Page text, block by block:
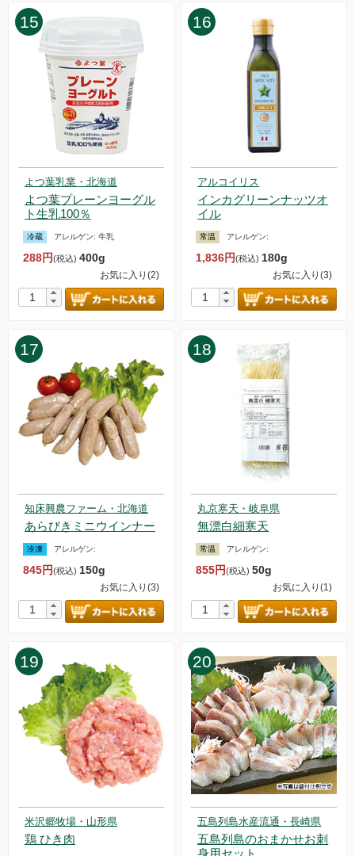
た。
2024.4.6【毎週土曜日更新！】品ものアイテムを更新しまし
た。
2024.3.30【毎週土曜日更新！】品ものアイテムを更新しまし
2024.3.23【毎週土曜日更新！】アイテムを更新しました。
2024.3.16【毎週土曜日更新！】アイテムを更新しました。
2024.3.15【重要なお知らせ】システムメンテナンスについて
2024.3.9【毎週土曜日更新！】アイテムを更新しました。
2024.3.2【毎週土曜日更新！】アイテムを更新しました。
2024.2.24【毎週土曜日更新！】アイテムを更新しました。
2024.2.17【毎週土曜日更新！】アイテムを更新しました。
2024.2.10【毎週土曜日更新！】アイテムを更新しました。
2024.2.3【毎週土曜日更新！】アイテムを更新しました。
2024.1.27【毎週土曜日更新！】アイテムを更新しました。
2024.1.26 今週土曜日より「白鷹の固い木綿豆腐」販売再開し
ます。
2024.1.22【マルシェ】中尾食品さんの「NAKAO MARCHE」
2024.1.20【毎週土曜日更新！】アイテムを更新しました。
2024.1.13【毎週土曜日更新！】アイテムを更新しました。
2024.1.12 不正注文に関する注意喚起
2024.1.8 お試しセットの販売を再開いたしました。
2024.1.6【毎週土曜日更新！】アイテムを更新しました。
2023.12.30【毎週土曜日更新！】アイテムを更新しました。
2023.12.25 年末年始休暇のため、お試しセットの販売を中
止いたします。
2023.12.17 読売新聞オンラインで、オルターが紹介されまし
た！
2023.12.9【毎週土曜日更新！】アイテムを更新しました。
2023.12.6【年末年始配達日について】お届け日が変更になり
2023.12.2【毎週土曜日更新！】アイテムを更新しました。
2023.11.29 荷物の遅延に関するお知らせ
2023.11.18【毎週土曜日更新！】アイテムを更新しました。
2023.11.11【毎週土曜日更新！】アイテムを更新しました。
2023.11.4【毎週土曜日更新！】アイテムを更新しました。
2023.11.1【重要なお知らせ】おためしお惣菜セットの価格改
定について
2023.10.28【毎週土曜日更新！】アイテムを更新しました。
2023.10.21【毎週土曜日更新！】アイテムを更新しました。
2023.10.14【毎週土曜日更新！】アイテムを更新しました。
2023.9.30【毎週土曜日更新！】アイテムを更新しました。
2023.9.23【毎週土曜日更新！】アイテムを更新しました。
2023.9.16【毎週土曜日更新！】アイテムを更新しました。
15
よつ葉乳業・北海道
よつ葉プレーンヨーグル
ト生乳100％
冷蔵 アレルゲン: 牛乳
288円(税込) 400g
お気に入り(2)
16
アルコイリス
インカグリーンナッツオ
イル
常温 アレルゲン:
1,836円(税込) 180g
お気に入り(3)
17
知床興農ファーム・北海道
あらびきミニウインナー
冷凍 アレルゲン:
845円(税込) 150g
お気に入り(3)
18
丸京寒天・岐阜県
無漂白細寒天
常温 アレルゲン:
855円(税込)50g
お気に入り(1)
19
米沢郷牧場・山形県
鶏 ひき肉
20
五島列島水産流通・長崎県
五島列島のおまかせお刺
身用セット